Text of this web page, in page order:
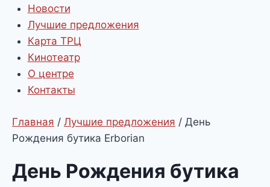
Новости
Лучшие предложения
Карта ТРЦ
Кинотеатр
О центре
Контакты
Главная / Лучшие предложения / День
Рождения бутика Erborian
День Рождения бутика